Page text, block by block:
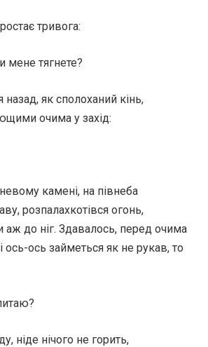
тривога:
мене тягнете?
як сполоханий кінь,
очима у захід:
камені, на півнеба
розпалахкотівся огонь,
аж до ніг. Здавалось, перед очима
ось-ось займеться як не рукав, то
ніде нічого не горить,